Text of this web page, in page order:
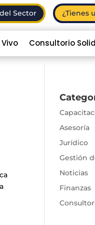
Sector ¿Tienes
Consultorio
Asesoría
Jurídico
Gestión
Noticias
Finanzas